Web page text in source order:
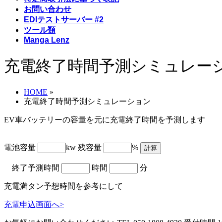
お問い合わせ
EDIテストサーバー #2
ツール類
Manga Lenz
充電終了時間予測シミュレー
HOME »
充電終了時間予測シミュレーション
EV車バッテリーの容量を元に充電終了時間を予測します
電池容量 kw 残容量 %
終了予測時間 時間 分
充電満タン予想時間を参考にして
充電申込画面へ>